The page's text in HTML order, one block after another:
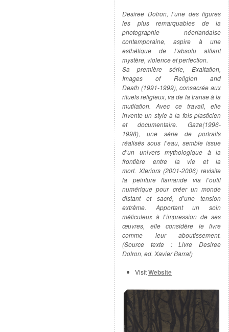
Desiree Dolron, l’une des figures
les plus remarquables de la
photographie néerlandaise
contemporaine, aspire à une
esthétique de l’absolu alliant
mystère, violence et perfection.
Sa première série, Exaltation,
Images of Religion and
Death (1991-1999), consacrée aux
rituels religieux, va de la transe à la
mutilation. Avec ce travail, elle
invente un style à la fois plasticien
et documentaire. Gaze(1996-
1998), une série de portraits
réalisés sous l’eau, semble issue
d’un univers mythologique à la
frontière entre la vie et la
mort. Xteriors (2001-2006) revisite
la peinture flamande via l’outil
numérique pour créer un monde
distant et sacré, d’une tension
extrême. Apportant un soin
méticuleux à l’impression de ses
œuvres, elle considère le livre
comme leur aboutissement.
(Source texte : Livre Desiree
Dolron, ed. Xavier Barral)
VisitWebsite